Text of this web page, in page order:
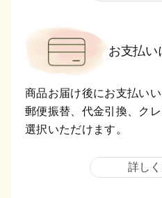
お支払い
商品お届け後にお支払い
郵便振替、代金引換、ク
選択いただけます。
詳し